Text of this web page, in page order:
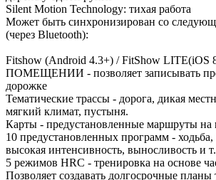
Silent Motion Technology: тихая работа
Может быть синхронизирован со
(через Bluetooth):
Fitshow (Android 4.3+) / FitShow LITE(iOS
ПОМЕЩЕНИИ - позволяет записывать
дорожке
Тематические трассы - дорога, дикая
мягкий климат, пустыня.
Карты - предустановленные маршруты на
10 предустановленных программ - ходьба,
высокая интенсивность, выносливость и
5 режимов HRC - тренировка на основе
Позволяет создавать долгосрочные планы